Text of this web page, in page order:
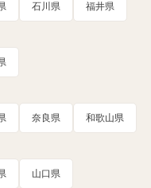
石川県 福井県
奈良県 和歌山県
山口県